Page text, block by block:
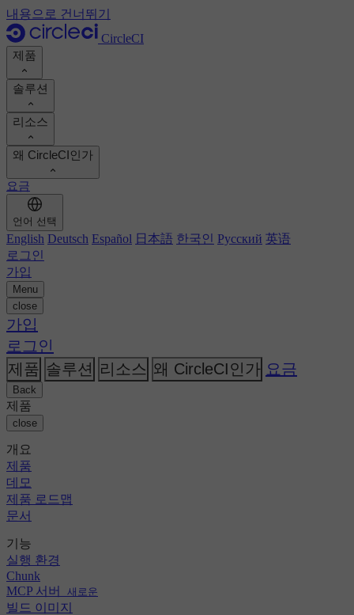
내용으로 건너뛰기
CircleCI
제품
제품
데모
제품 로드맵
실행 환경
Chunk
MCP 서버
빌드 이미지
빌드 최적화
오토스케일링
기술 서비스
GitHub
GitLab
Bitbucket
AWS
GCP
Azure
Kubernetes
솔루션
개발자
플랫폼 엔지니어
보안 엔지니어
엔지니어링 관리자
비즈니스 리더
AI 에이전트
자동화
지속적 통합
모바일
AI
릴리스 오케스트레이션
보안 및 규정 준수
엔터프라이즈
중소기업
스타트업
리소스
문서
지원 포털
Orbs 레지스트리
이미지 레지스트리
고객 사례
보고서 및 가이드
팟캐스트
블로그
주제
변경 로그
이벤트
오픈 소스
왜 CircleCI인가
ROI 계산하기
개발 생산성 향상
팀 벤치마킹
고객 성공 사례 보기
CircleCI 대 GitHub Actions
CircleCI 대 Harness
CircleCI 대 Buildkite
CircleCI 대 Jenkins
CircleCI 대 Bitrise
채용 정보
파트너
뉴스룸
요금
언어 선택
English Deutsch Español 日本語 한국인 Русский 英语
로그인
가입
Menu
close
가입
로그인
제품 솔루션 리소스 왜 CircleCI인가 요금
Back
제품
close
개요
제품
데모
제품 로드맵
문서
기능
실행 환경
Chunk
MCP 서버 새로운
빌드 이미지